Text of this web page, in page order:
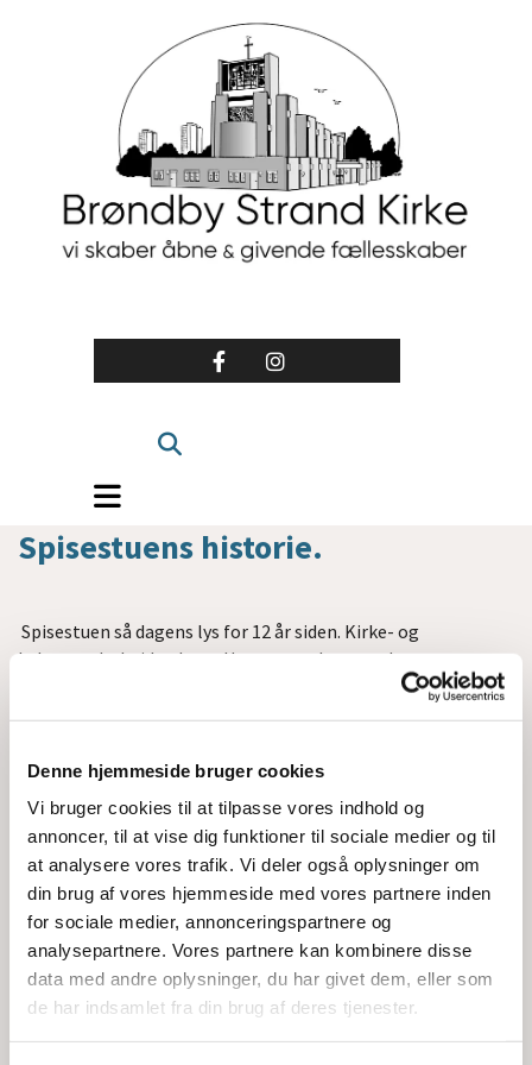
Denne hjemmeside bruger cookies
Vi bruger cookies til at tilpasse vores indhold og
annoncer, til at vise dig funktioner til sociale medier og til
at analysere vores trafik. Vi deler også oplysninger om
din brug af vores hjemmeside med vores partnere inden
for sociale medier, annonceringspartnere og
analysepartnere. Vores partnere kan kombinere disse
data med andre oplysninger, du har givet dem, eller som
de har indsamlet fra din brug af deres tjenester.
Spisestuens historie.
Spisestuen så dagens lys for 12 år siden. Kirke- og
kulturmedarbejder Jette Hansen og daværende sognepræst
Uffe Garde Nielsen synes det var ærgerligt, at kirken ikke
Stenhuset er en skurvogn stillet til rådighed af Brøndby
Kommune for at samle primært alkoholikere og
stofmisbrugere. Tidligere sad de i stationscenteret ”dagen
lang”, hvilket gjorde andre borgere utrygge, hvorfor
kommunen tilbød dem et samlingssted udenfor centeret…
nemlig i en skurvogn på plænen lige ved siden af kirken.
Spisestuens idé var fra første færd af tilbyde et solidt måltid
gratis ”mormor-mad” hver anden tirsdag til samfundets
udsatte, samt etablere en naborelation. Der bedes fx ikke
bordbøn, men der er frit og hjerteligt samvær i ”øjenhøjde”